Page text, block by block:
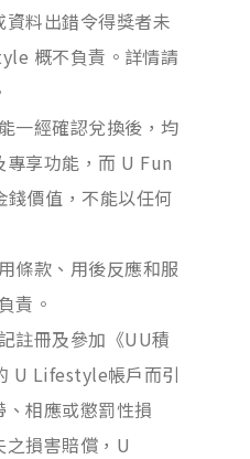
料出錯令得獎者未
概不負責。詳情請
一經確認兌換後，均
享功能，而 U Fun
錢價值，不能以任何
條款、用後反應和服
責。
註冊及參加《UU積
U Lifestyle帳戶而引
相應或懲罰性損
損害賠償，U